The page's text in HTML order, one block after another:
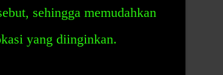
sehingga memudahkan
yang diinginkan.